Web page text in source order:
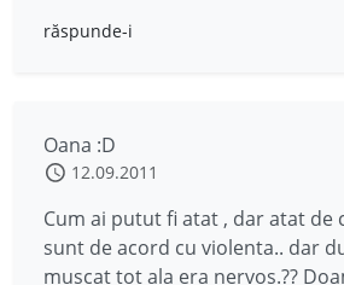
răspunde-i
Oana :D
12.09.2011
Cum ai putut fi atat , dar atat de
sunt de acord cu violenta.. dar
muscat tot ala era nervos.??